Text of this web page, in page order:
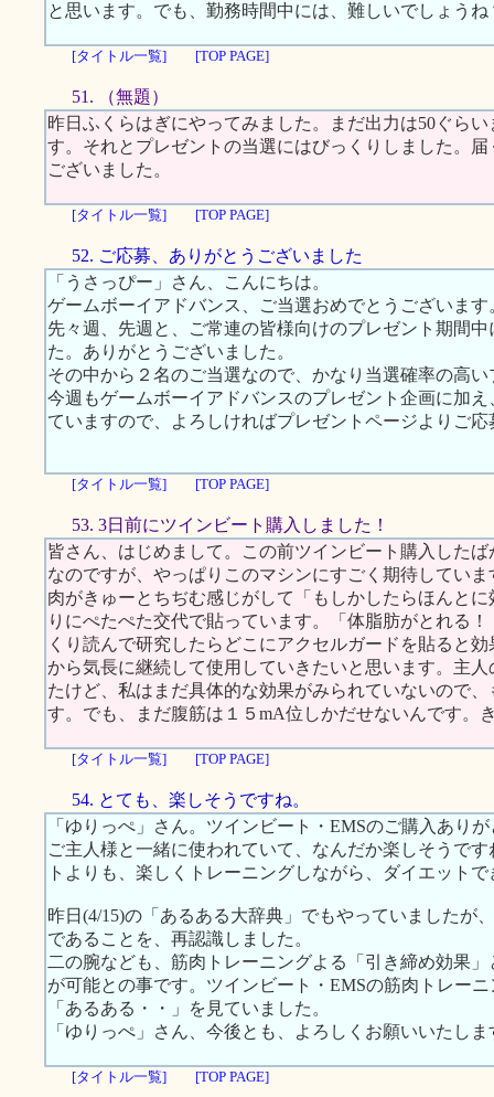
と思います。でも、勤務時間中には、難しいでしょうね
[タイトル一覧] [TOP PAGE]
51. （無題）
昨日ふくらはぎにやってみました。まだ出力は50ぐら
す。それとプレゼントの当選にはびっくりしました。
ございました。
[タイトル一覧] [TOP PAGE]
52. ご応募、ありがとうございました
「うさっぴー」さん、こんにちは。
ゲームボーイアドバンス、ご当選おめでとうございます
先々週、先週と、ご常連の皆様向けのプレゼント期間
た。ありがとうございました。
その中から２名のご当選なので、かなり当選確率の高
今週もゲームボーイアドバンスのプレゼント企画に加
ていますので、よろしければプレゼントページよりご
[タイトル一覧] [TOP PAGE]
53. 3日前にツインビート購入しました！
皆さん、はじめまして。この前ツインビート購入した
なのですが、やっぱりこのマシンにすごく期待してい
肉がきゅーとちぢむ感じがして「もしかしたらほんと
りにぺたぺた交代で貼っています。「体脂肪がとれる
くり読んで研究したらどこにアクセルガードを貼ると
から気長に継続して使用していきたいと思います。主
たけど、私はまだ具体的な効果がみられていないので
す。でも、まだ腹筋は１５mA位しかだせないんです。
[タイトル一覧] [TOP PAGE]
54. とても、楽しそうですね。
「ゆりっぺ」さん。ツインビート・EMSのご購入あり
ご主人様と一緒に使われていて、なんだか楽しそうで
トよりも、楽しくトレーニングしながら、ダイエット
昨日(4/15)の「あるある大辞典」でもやっていましたが
であることを、再認識しました。
二の腕なども、筋肉トレーニングよる「引き締め効果
が可能との事です。ツインビート・EMSの筋肉トレー
「あるある・・」を見ていました。
「ゆりっぺ」さん、今後とも、よろしくお願いいたしま
[タイトル一覧] [TOP PAGE]